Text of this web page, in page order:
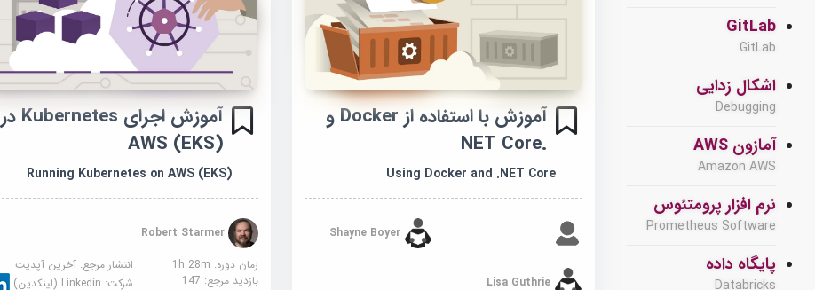
GitLab
GitLab
اشکال زدایی
Debugging
آمازون AWS
Amazon AWS
نرم افزار پرومتئوس
Prometheus Software
پایگاه داده
Databricks
آموزش با استفاده از Docker و
.NET Core
Using Docker and .NET Core
Lisa Guthrie
آموزش اجرای Kubernetes در
AWS (EKS)
Running Kubernetes on AWS (EKS)
Robert Starmer
زمان دوره: 1h 28m
انتشار مرجع: آخرین آپدیت
بازدید مرجع: 147 شرکت: Linkedin (لینکدین)